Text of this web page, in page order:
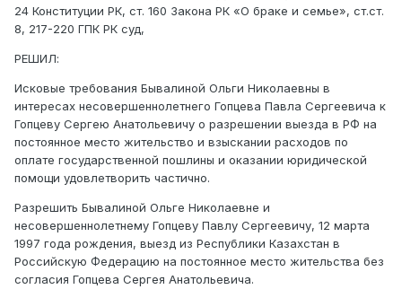
24 Конституции РК, ст. 160 Закона РК «О браке и семье», ст.ст.
8, 217-220 ГПК РК суд,
РЕШИЛ:
Исковые требования Бывалиной Ольги Николаевны в
интересах несовершеннолетнего Гопцева Павла Сергеевича к
Гопцеву Сергею Анатольевичу о разрешении выезда в РФ на
постоянное место жительство и взыскании расходов по
оплате государственной пошлины и оказании юридической
помощи удовлетворить частично.
Разрешить Бывалиной Ольге Николаевне и
несовершеннолетнему Гопцеву Павлу Сергеевичу, 12 марта
1997 года рождения, выезд из Республики Казахстан в
Российскую Федерацию на постоянное место жительства без
согласия Гопцева Сергея Анатольевича.